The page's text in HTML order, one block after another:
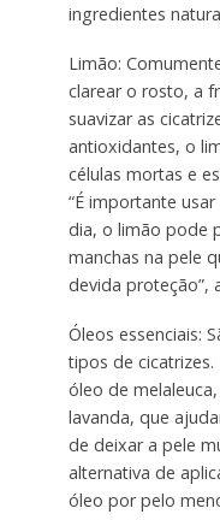
ingredientes
Limão:
clarear o rosto, a
suavizar as
antioxidantes, o
células mortas e
“É importante
dia, o limão pode
manchas na pele
devida proteção”,
Óleos essenciais:
tipos de cicatrizes.
óleo de
lavanda, que
de deixar a pele
alternativa de
óleo por pelo